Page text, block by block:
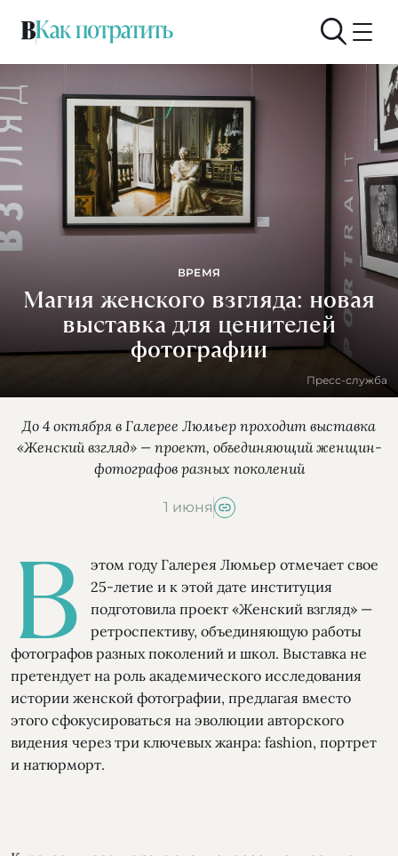
ВРЕМЯ
Магия женского взгляда: новая
выставка для ценителей
фотографии
Пресс-служба
До 4 октября в Галерее Люмьер проходит выставка
«Женский взгляд» — проект, объединяющий женщин-
фотографов разных поколений
1 июня
В
этом году Галерея Люмьер отмечает свое
25-летие и к этой дате институция
подготовила проект «Женский взгляд» —
ретроспективу, объединяющую работы
фотографов разных поколений и школ. Выставка не
претендует на роль академического исследования
истории женской фотографии, предлагая вместо
этого сфокусироваться на эволюции авторского
видения через три ключевых жанра: fashion, портрет
и натюрморт.